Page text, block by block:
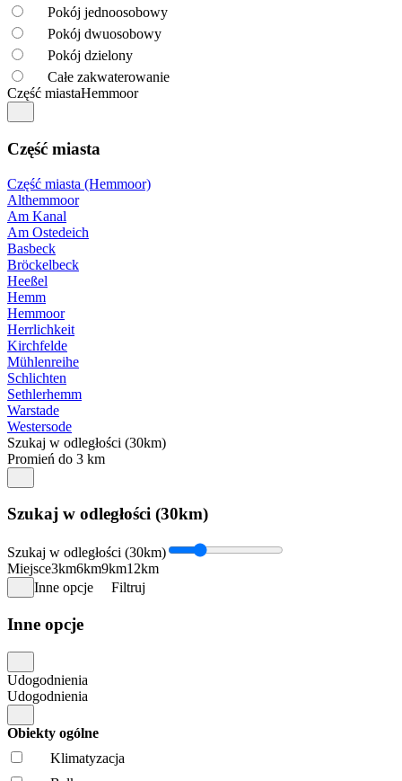
Pokój jednoosobowy
Pokój dwuosobowy
Pokój dzielony
Całe zakwaterowanie
Część miastaHemmoor
Część miasta
Część miasta (Hemmoor)
Althemmoor
Am Kanal
Am Ostedeich
Basbeck
Bröckelbeck
Heeßel
Hemm
Hemmoor
Herrlichkeit
Kirchfelde
Mühlenreihe
Schlichten
Sethlerhemm
Warstade
Westersode
Szukaj w odległości (30km)
Promień do 3 km
Szukaj w odległości (30km)
Szukaj w odległości (30km)
Miejsce3km6km9km12km
Inne opcje
Filtruj
Inne opcje
Udogodnienia
Udogodnienia
Obiekty ogólne
Klimatyzacja